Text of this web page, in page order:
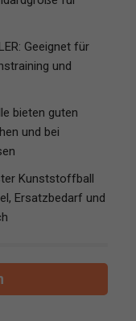
Geeignet für
und
bieten guten
und bei
Kunststoffball
Ersatzbedarf und